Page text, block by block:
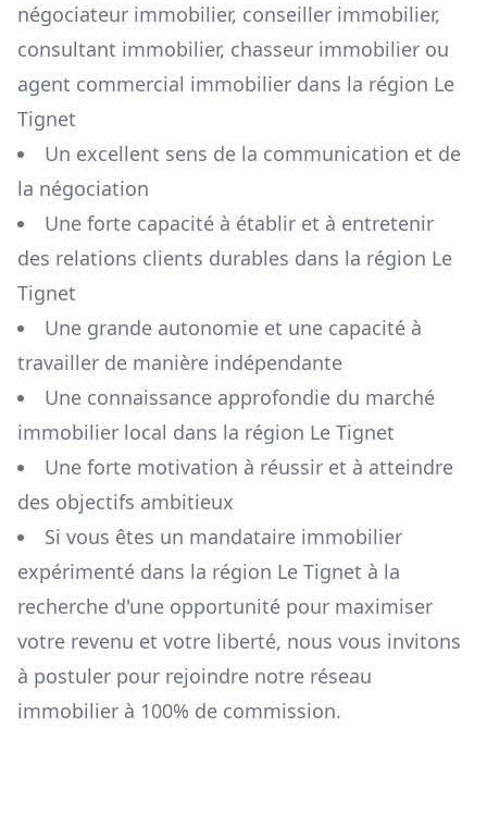
négociateur immobilier, conseiller immobilier,
consultant immobilier, chasseur immobilier ou
agent commercial immobilier dans la région Le
Tignet
Un excellent sens de la communication et de
la négociation
Une forte capacité à établir et à entretenir
des relations clients durables dans la région Le
Tignet
Une grande autonomie et une capacité à
travailler de manière indépendante
Une connaissance approfondie du marché
immobilier local dans la région Le Tignet
Une forte motivation à réussir et à atteindre
des objectifs ambitieux
Si vous êtes un mandataire immobilier
expérimenté dans la région Le Tignet à la
recherche d'une opportunité pour maximiser
votre revenu et votre liberté, nous vous invitons
à postuler pour rejoindre notre réseau
immobilier à 100% de commission.